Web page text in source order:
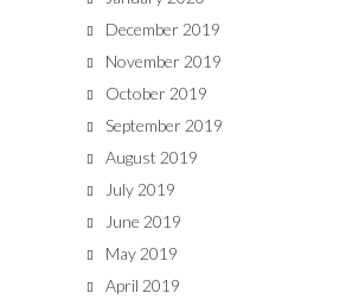
December 2019
November 2019
October 2019
September 2019
August 2019
July 2019
June 2019
May 2019
April 2019